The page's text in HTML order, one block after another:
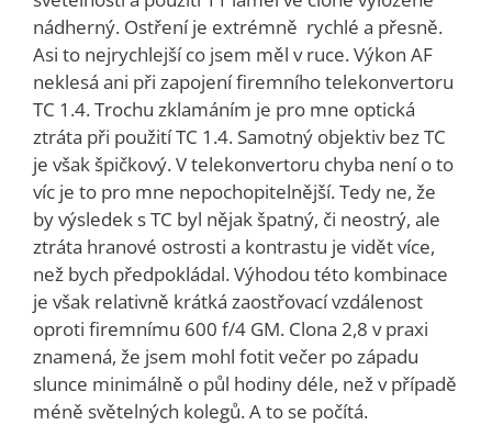
nádherný. Ostření je extrémně rychlé a přesně.
Asi to nejrychlejší co jsem měl v ruce. Výkon AF
neklesá ani při zapojení firemního telekonvertoru
TC 1.4. Trochu zklamáním je pro mne optická
ztráta při použití TC 1.4. Samotný objektiv bez TC
je však špičkový. V telekonvertoru chyba není o to
víc je to pro mne nepochopitelnější. Tedy ne, že
by výsledek s TC byl nějak špatný, či neostrý, ale
ztráta hranové ostrosti a kontrastu je vidět více,
než bych předpokládal. Výhodou této kombinace
je však relativně krátká zaostřovací vzdálenost
oproti firemnímu 600 f/4 GM. Clona 2,8 v praxi
znamená, že jsem mohl fotit večer po západu
slunce minimálně o půl hodiny déle, než v případě
méně světelných kolegů. A to se počítá.